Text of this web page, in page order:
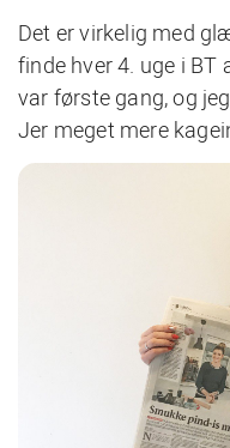
Det er virkelig med
finde hver 4. uge i BT
var første gang, og
Jer meget mere